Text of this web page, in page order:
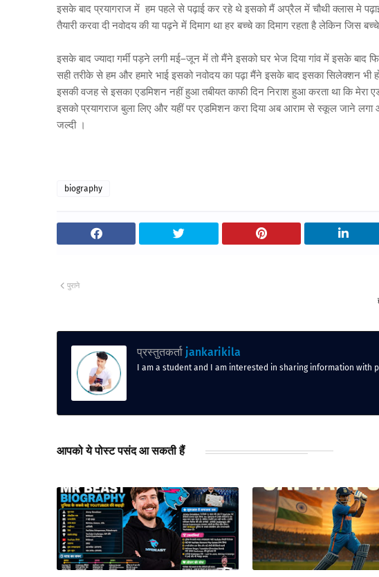
इसके बाद प्रयागराज में हम पहले से पढ़ाई कर रहे थे इसको मैं अप्रैल में चौथी क्लास मे
तैयारी करवा दी नवोदय की या पढ़ने में दिमाग था हर बच्चे का दिमाग रहता है लेकिन जिस
इसके बाद ज्यादा गर्मी पड़ने लगी मई–जून में तो मैंने इसको घर भेज दिया गांव में इसके
सही तरीके से हम और हमारे भाई इसको नवोदय का पढ़ा मैंने इसके बाद इसका सिलेक्शन भी
इसकी वजह से इसका एडमिशन नहीं हुआ तबीयत काफी दिन निराश हुआ करता था कि मेरा
इसको प्रयागराज बुला लिए और यहीं पर एडमिशन करा दिया अब आराम से स्कूल जाने
जल्दी ।
biography
पुराने
प्रस्तुतकर्ता jankarikila
I am a student and I am interested in sharing information with
आपको ये पोस्ट पसंद आ सकती हैं